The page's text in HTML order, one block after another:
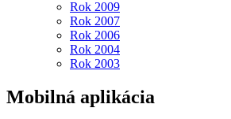
Rok 2009
Rok 2007
Rok 2006
Rok 2004
Rok 2003
Mobilná aplikácia